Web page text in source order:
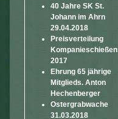
40 Jahre SK St.
Johann im Ahrn
29.04.2018
Preisverteilung
Kompanieschießen
2017
Ehrung 65 jährige
Mitglieds. Anton
Hechenberger
Ostergrabwache
31.03.2018